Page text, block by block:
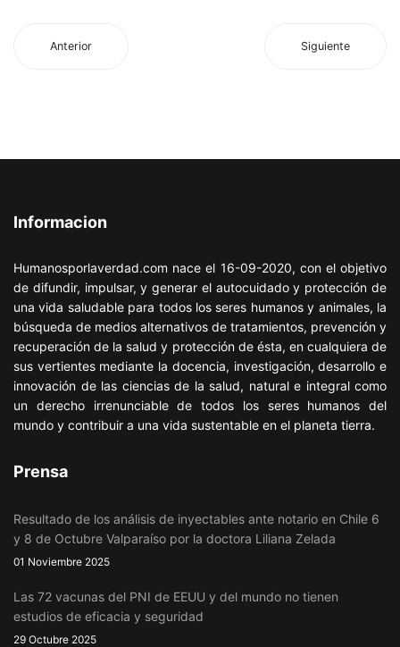
Anterior Siguiente
Informacion
Humanosporlaverdad.com nace el 16-09-2020, con el objetivo
de difundir, impulsar, y generar el autocuidado y protección de
una vida saludable para todos los seres humanos y animales, la
búsqueda de medios alternativos de tratamientos, prevención y
recuperación de la salud y protección de ésta, en cualquiera de
sus vertientes mediante la docencia, investigación, desarrollo e
innovación de las ciencias de la salud, natural e integral como
un derecho irrenunciable de todos los seres humanos del
mundo y contribuir a una vida sustentable en el planeta tierra.
Prensa
Resultado de los análisis de inyectables ante notario en Chile 6
y 8 de Octubre Valparaíso por la doctora Liliana Zelada
01 Noviembre 2025
Las 72 vacunas del PNI de EEUU y del mundo no tienen
estudios de eficacia y seguridad
29 Octubre 2025